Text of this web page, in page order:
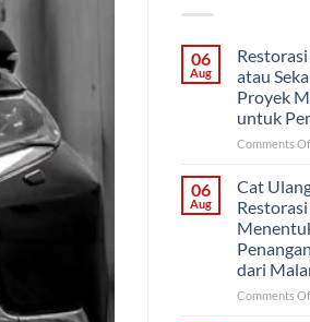
06
Aug
atau
Proyek
untuk
Comments
06
Aug
Cat
dari
Comments